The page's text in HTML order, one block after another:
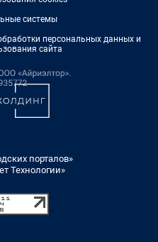
системы
персональных данных и
сайта
порталов»
Технологии»